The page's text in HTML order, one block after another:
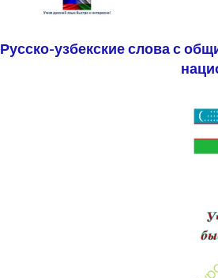
Русско-узбекские слова с